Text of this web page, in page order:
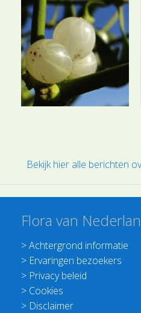
Bekijk hier alle berichten
Flora van
>Achtergrond informatie
> Ervaringen bezoekers
> Privacy beleid
> Cookies
> Disclaimer